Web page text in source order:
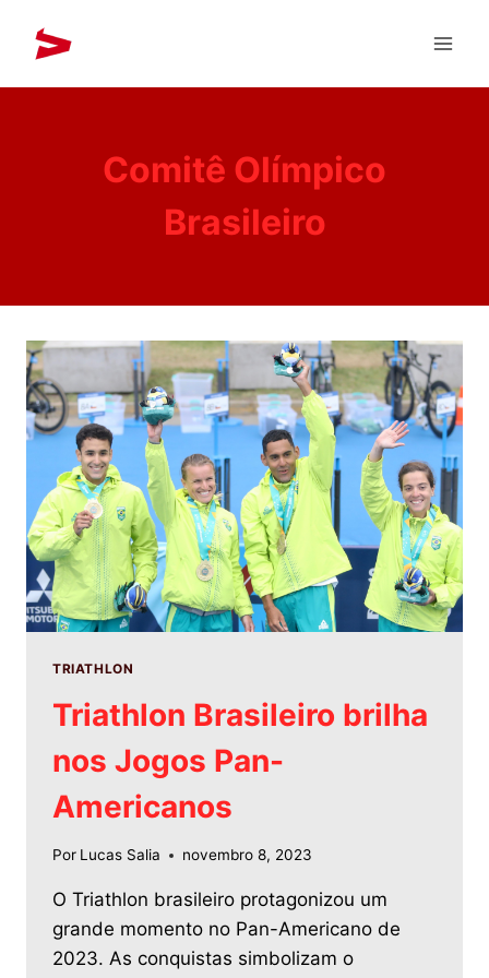
Comitê Olímpico
Brasileiro
TRIATHLON
Triathlon Brasileiro brilha
nos Jogos Pan-
Americanos
Por Lucas Salia novembro 8, 2023
O Triathlon brasileiro protagonizou um
grande momento no Pan-Americano de
2023. As conquistas simbolizam o